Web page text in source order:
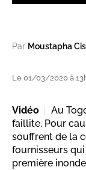
Par Moustapha
Le 01/03/2020 à
Vidéo
Au
faillite. Pour
souffrent de la
fournisseurs
première